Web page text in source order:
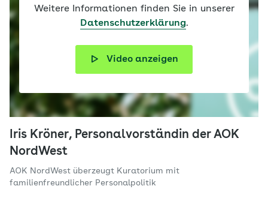
Weitere Informationen finden Sie in unserer
Datenschutzerklärung.
Video anzeigen
Iris Kröner, Personalvorständin der AOK
NordWest
AOK NordWest überzeugt Kuratorium mit
familienfreundlicher Personalpolitik